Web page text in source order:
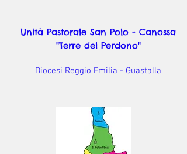
Unità Pastorale San Polo - Canossa
"Terre del Perdono"
Diocesi Reggio Emilia - Guastalla